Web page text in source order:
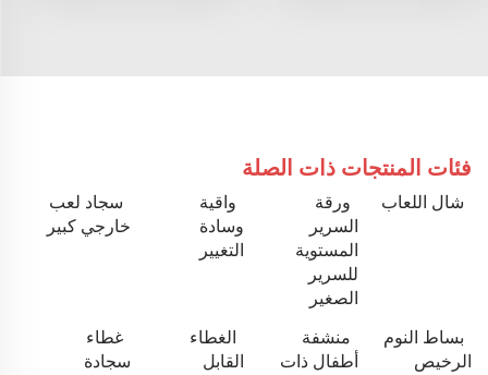
فئات المنتجات ذات الصلة
شال اللعاب
ورقة
السرير
المستوية
للسرير
الصغير
واقية
وسادة
التغيير
سجاد لعب
خارجي كبير
بساط النوم
الرخيص
منشفة
أطفال ذات
الغطاء
القابل
غطاء
سجادة